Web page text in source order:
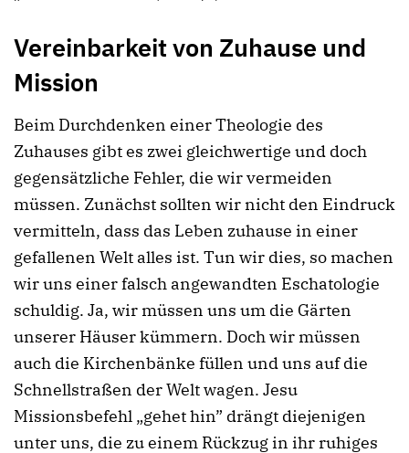
Vereinbarkeit von Zuhause und
Mission
Beim Durchdenken einer Theologie des
Zuhauses gibt es zwei gleichwertige und doch
gegensätzliche Fehler, die wir vermeiden
müssen. Zunächst sollten wir nicht den Eindruck
vermitteln, dass das Leben zuhause in einer
gefallenen Welt alles ist. Tun wir dies, so machen
wir uns einer falsch angewandten Eschatologie
schuldig. Ja, wir müssen uns um die Gärten
unserer Häuser kümmern. Doch wir müssen
auch die Kirchenbänke füllen und uns auf die
Schnellstraßen der Welt wagen. Jesu
Missionsbefehl „gehet hin” drängt diejenigen
unter uns, die zu einem Rückzug in ihr ruhiges